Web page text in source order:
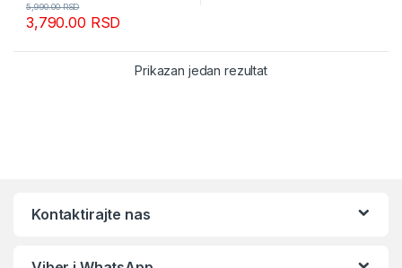
3,790.00 RSD
5,990.00RSD
Prikazan jedan rezultat
Kontaktirajte nas